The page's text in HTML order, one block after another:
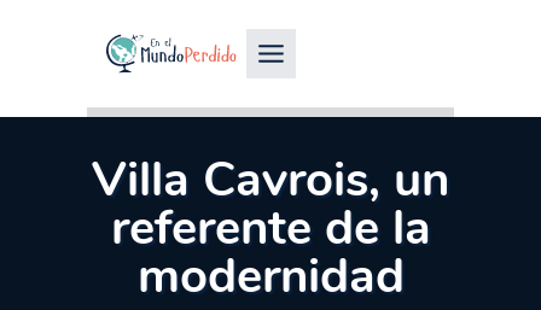
Villa Cavrois, un
referente de la
modernidad